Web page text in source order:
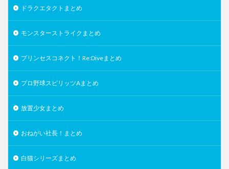
ドラクエタクトまとめ
モンスターストライクまとめ
プリンセスコネクト！Re:Diveまとめ
プロ野球スピリッツAまとめ
放置少女まとめ
おねがい社長！まとめ
白猫シリーズまとめ